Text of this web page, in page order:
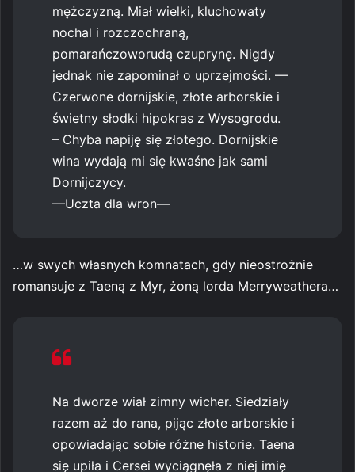
mężczyzną. Miał wielki, kluchowaty
nochal i rozczochraną,
pomarańczoworudą czuprynę. Nigdy
jednak nie zapominał o uprzejmości. —
Czerwone dornijskie, złote arborskie i
świetny słodki hipokras z Wysogrodu.
– Chyba napiję się złotego. Dornijskie
wina wydają mi się kwaśne jak sami
Dornijczycy.
—Uczta dla wron—
…w swych własnych komnatach, gdy nieostrożnie
romansuje z Taeną z Myr, żoną lorda Merryweathera…
Na dworze wiał zimny wicher. Siedziały
razem aż do rana, pijąc złote arborskie i
opowiadając sobie różne historie. Taena
się upiła i Cersei wyciągnęła z niej imię